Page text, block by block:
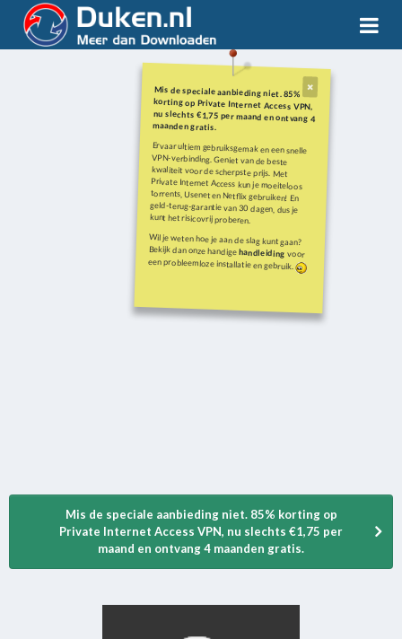
Mis de speciale aanbieding niet. 85%
korting op Private Internet Access VPN,
nu slechts €1,75 per maand en ontvang 4
maanden gratis.
Ervaar ultiem gebruiksgemak en een snelle
VPN-verbinding. Geniet van de beste
kwaliteit voor de scherpste prijs. Met
Private Internet Access kun je moeiteloos
torrents, Usenet en Netflix gebruiken! En
geld-terug-garantie van 30 dagen, dus je
kunt het risicovrij proberen.
Wil je weten hoe je aan de slag kunt gaan?
Bekijk dan onze handigehandleiding voor
een probleemloze installatie en gebruik.
Mis de speciale aanbieding niet. 85% korting op
Private Internet Access VPN, nu slechts €1,75 per
maand en ontvang 4 maanden gratis.